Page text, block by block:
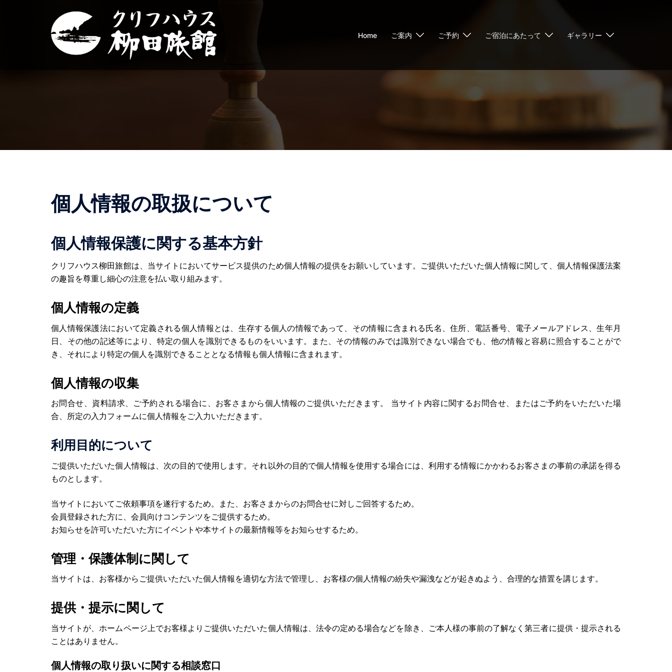
Home ご案内 ご予約 ご宿泊にあたって ギャラリー
個人情報の取扱について
個人情報保護に関する基本方針
クリフハウス柳田旅館は、当サイトにおいてサービス提供のため個人情報の提供をお願いしています。ご提供いただいた個人情報に関して、個人情報保護法案
の趣旨を尊重し細心の注意を払い取り組みます。
個人情報の定義
個人情報保護法において定義される個人情報とは、生存する個人の情報であって、その情報に含まれる氏名、住所、電話番号、電子メールアドレス、生年月
日、その他の記述等により、特定の個人を識別できるものをいいます。また、その情報のみでは識別できない場合でも、他の情報と容易に照合することがで
き、それにより特定の個人を識別できることとなる情報も個人情報に含まれます。
個人情報の収集
お問合せ、資料請求、ご予約される場合に、お客さまから個人情報のご提供いただきます。 当サイト内容に関するお問合せ、またはご予約をいただいた場
合、所定の入力フォームに個人情報をご入力いただきます。
利用目的について
ご提供いただいた個人情報は、次の目的で使用します。それ以外の目的で個人情報を使用する場合には、利用する情報にかかわるお客さまの事前の承諾を得る
ものとします。
当サイトにおいてご依頼事項を遂行するため。また、お客さまからのお問合せに対しご回答するため。
会員登録された方に、会員向けコンテンツをご提供するため。
お知らせを許可いただいた方にイベントや本サイトの最新情報等をお知らせするため。
管理・保護体制に関して
当サイトは、お客様からご提供いただいた個人情報を適切な方法で管理し、お客様の個人情報の紛失や漏洩などが起きぬよう、合理的な措置を講じます。
提供・提示に関して
当サイトが、ホームページ上でお客様よりご提供いただいた個人情報は、法令の定める場合などを除き、ご本人様の事前の了解なく第三者に提供・提示される
ことはありません。
個人情報の取り扱いに関する相談窓口